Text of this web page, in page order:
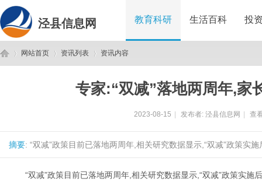
泾县信息网 教育科研 生活百科 投
网站首页 资讯列表 资讯内容
专家:“双减”落地两周年,家
2023-08-15 发布者: 泾县信息网 查
摘要: “双减”政策目前已落地两周年,相关研究数据显示,“双减”政策实
“双减”政策目前已落地两周年,相关研究数据显示,“双减”政策实